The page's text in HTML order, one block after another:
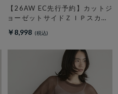
【26AW EC先行予約】カットジ
ョーゼットサイドＺＩＰスカー
￥8,998